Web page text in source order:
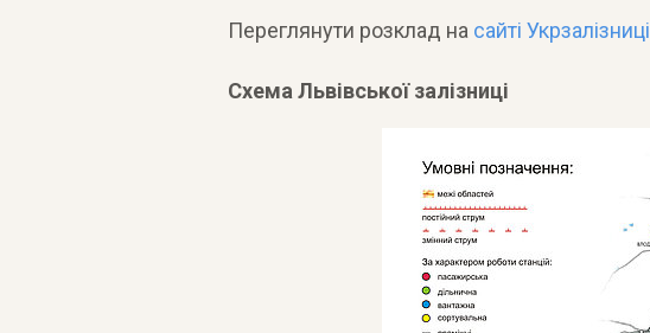
Переглянути розклад на сайті Укрзалізниці
Схема Львівської залізниці